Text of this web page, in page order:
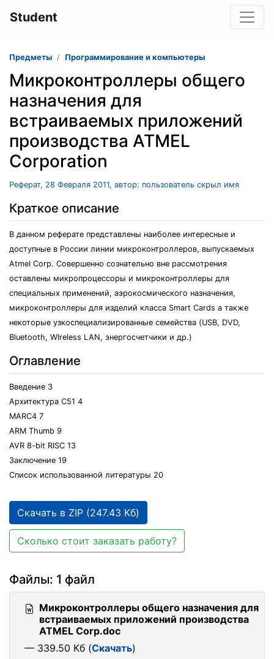
Student
Предметы Программирование и компьютеры
Микроконтроллеры общего
назначения для
встраиваемых приложений
производства ATMEL
Corporation
Реферат, 28 Февраля 2011, автор: пользователь скрыл имя
Краткое описание
В данном реферате представлены наиболее интересные и
доступные в России линии микроконтроллеров, выпускаемых
Atmel Corp. Совершенно сознательно вне рассмотрения
оставлены микропроцессоры и микроконтроллеры для
специальных применений, аэрокосмического назначения,
микроконтроллеры для изделий класса Smart Cards а также
некоторые узкоспециализированные семейства (USB, DVD,
Bluetooth, WIreless LAN, энергосчетчики и др.)
Оглавление
Введение 3
Архитектура С51 4
MARC4 7
ARM Thumb 9
AVR 8-bit RISC 13
Заключение 19
Список использованной литературы 20
Скачать в ZIP (247.43 Кб)
Сколько стоит заказать работу?
Файлы: 1 файл
Микроконтроллеры общего назначения для
встраиваемых приложений производства
ATMEL Corp.doc
— 339.50 Кб (Скачать)